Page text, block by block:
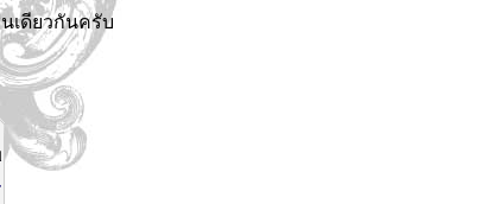
เดียวกันครับ